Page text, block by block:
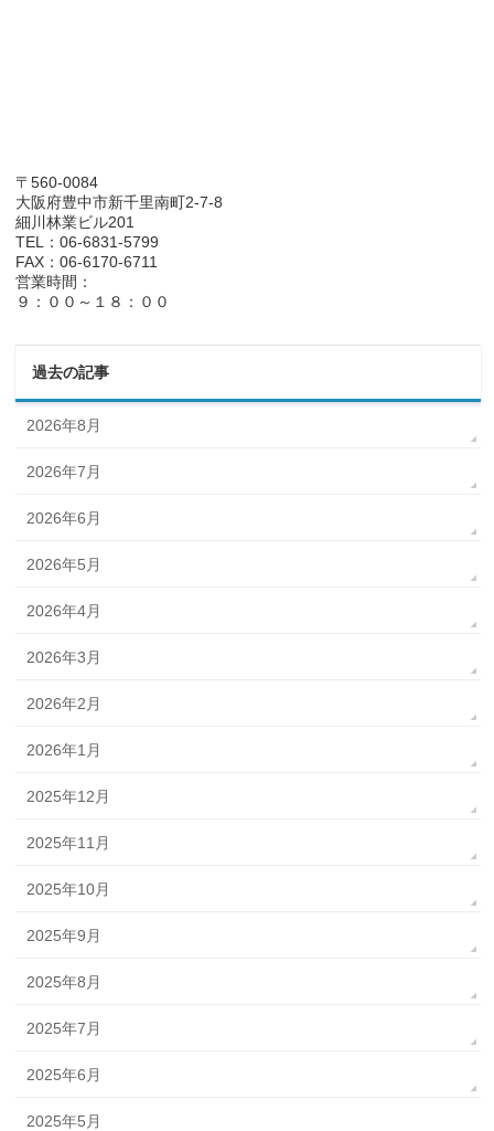
〒560-0084
大阪府豊中市新千里南町2-7-8
細川林業ビル201
TEL：06-6831-5799
FAX：06-6170-6711
営業時間：
９：００～１８：００
過去の記事
2026年8月
2026年7月
2026年6月
2026年5月
2026年4月
2026年3月
2026年2月
2026年1月
2025年12月
2025年11月
2025年10月
2025年9月
2025年8月
2025年7月
2025年6月
2025年5月